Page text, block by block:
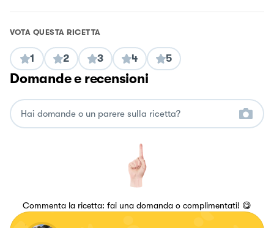
VOTA QUESTA RICETTA
1 2 3 4 5
Domande e recensioni
Commenta la ricetta: fai una domanda o complimentati! 😋